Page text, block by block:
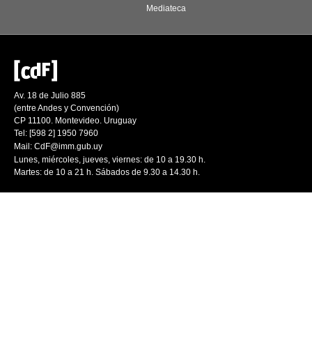
Mediateca
Av. 18 de Julio 885
(entre Andes y Convención)
CP 11100. Montevideo. Uruguay
Tel: [598 2] 1950 7960
Mail: CdF@imm.gub.uy
Lunes, miércoles, jueves, viernes: de 10 a 19.30 h.
Martes: de 10 a 21 h. Sábados de 9.30 a 14.30 h.